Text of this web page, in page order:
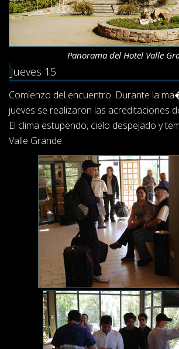
Panorama del Hotel Valle
Jueves 15
Comienzo del encuentro. Durante la
jueves se realizaron las acreditaciones
El clima estupendo, cielo despejado y
Valle Grande.